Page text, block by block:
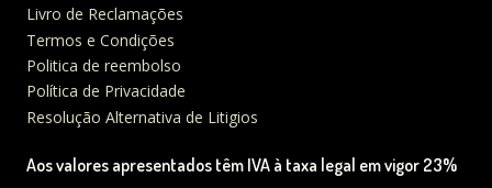
Livro de Reclamações
Termos e Condições
Politica de reembolso
Política de Privacidade
Resolução Alternativa de Litigios
Aos valores apresentados têm IVA à taxa legal em vigor 23%